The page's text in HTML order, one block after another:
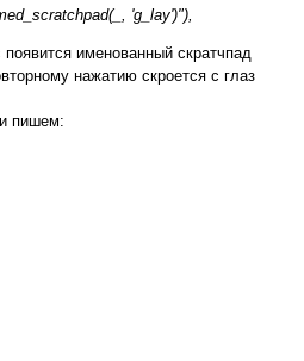
'g_lay')"),
появится именованный скратчпад
нажатию скроется с глаз
и пишем: